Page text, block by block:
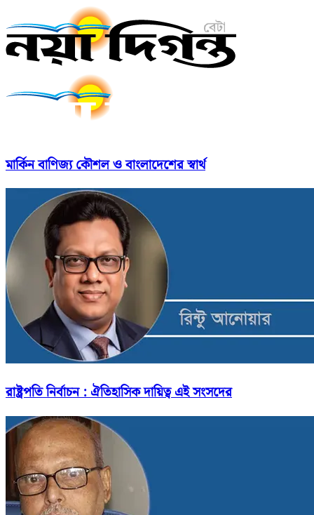
মার্কিন বাণিজ্য কৌশল ও বাংলাদেশের স্বার্থ
রাষ্ট্রপতি নির্বাচন : ঐতিহাসিক দায়িত্ব এই সংসদের